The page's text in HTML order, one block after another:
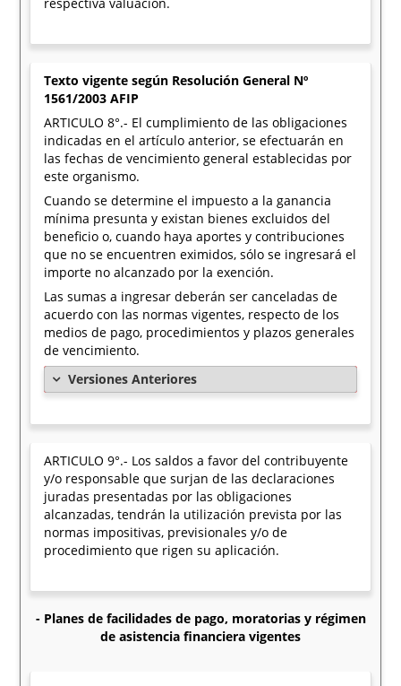
Texto vigente según Resolución General Nº
1561/2003 AFIP
ARTICULO 8°.- El cumplimiento de las obligaciones
indicadas en el artículo anterior, se efectuarán en
las fechas de vencimiento general establecidas por
este organismo.
Cuando se determine el impuesto a la ganancia
mínima presunta y existan bienes excluidos del
beneficio o, cuando haya aportes y contribuciones
que no se encuentren eximidos, sólo se ingresará el
importe no alcanzado por la exención.
Las sumas a ingresar deberán ser canceladas de
acuerdo con las normas vigentes, respecto de los
medios de pago, procedimientos y plazos generales
de vencimiento.
Versiones Anteriores
ARTICULO 9°.- Los saldos a favor del contribuyente
y/o responsable que surjan de las declaraciones
juradas presentadas por las obligaciones
alcanzadas, tendrán la utilización prevista por las
normas impositivas, previsionales y/o de
procedimiento que rigen su aplicación.
- Planes de facilidades de pago, moratorias y régimen
de asistencia financiera vigentes